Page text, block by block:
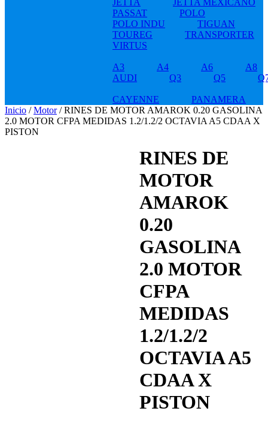
JETTA
JETTA MEXICANO
PASSAT
POLO
POLO INDU
TIGUAN
TOUREG
TRANSPORTER
VIRTUS
A3 A4 A6
A8
AUDI
Q3 Q5
CAYENNE
PANAMERA
Inicio /Motor/ RINES DE MOTOR AMAROK 0.20 GASOLINA
2.0 MOTOR CFPA MEDIDAS 1.2/1.2/2 OCTAVIA A5 CDAA X
PISTON
RINES DE
MOTOR
AMAROK
0.20
GASOLINA
2.0 MOTOR
CFPA
MEDIDAS
1.2/1.2/2
OCTAVIA A5
CDAA X
PISTON